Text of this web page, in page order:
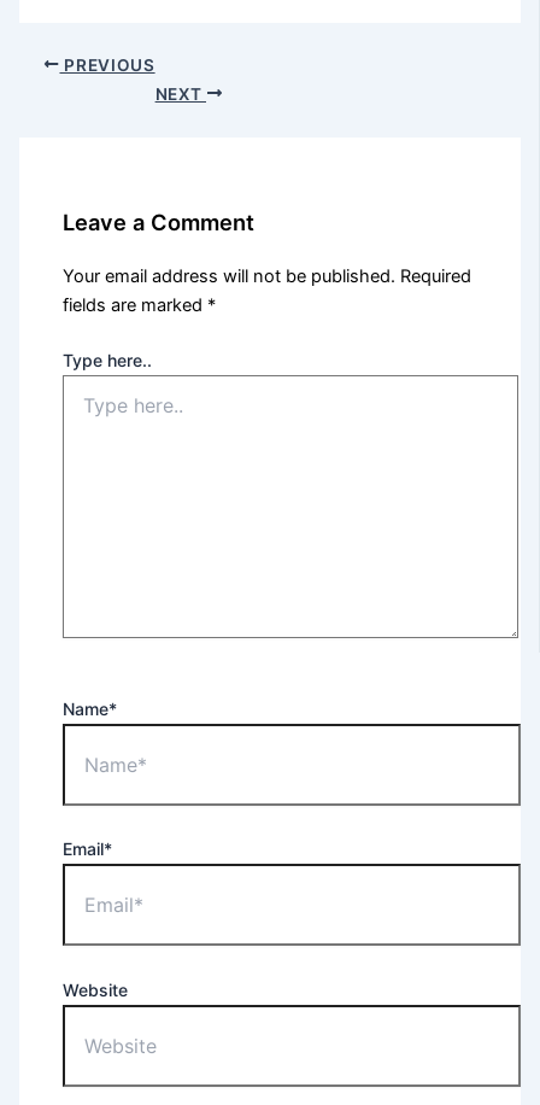
PREVIOUS
NEXT
Leave a Comment
Your email address will not be published. Required
fields are marked *
Type here..
Name*
Email*
Website